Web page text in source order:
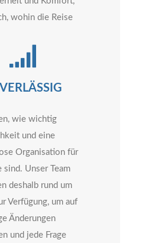
wohin die Reise
wie wichtig
und eine
Organisation für
sind. Unser Team
deshalb rund um
Verfügung, um auf
Änderungen
und jede Frage